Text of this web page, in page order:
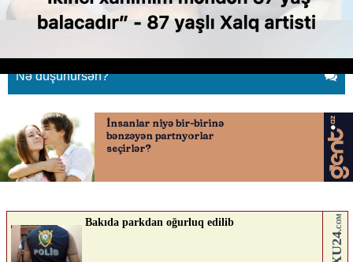
YENILIK.AZ ABUNƏ OL
Nə düşünürsən?